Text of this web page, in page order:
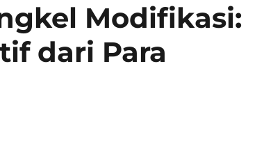
Modifikasi:
dari Para